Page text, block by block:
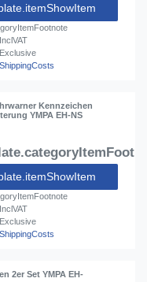
Kennzeichen
YMPA EH-NS
2er Set YMPA EH-